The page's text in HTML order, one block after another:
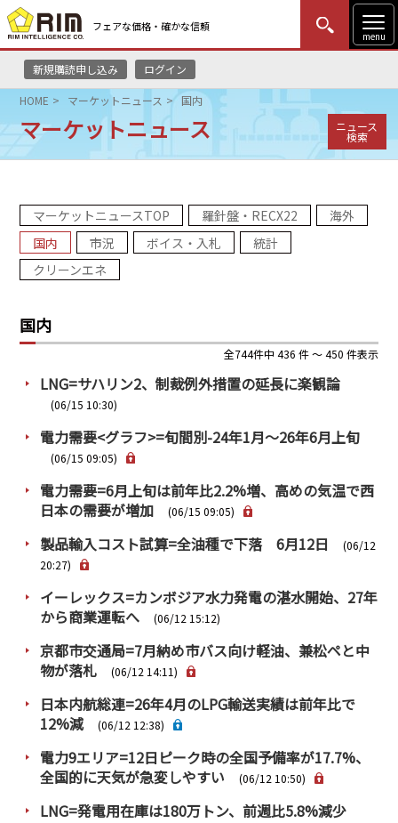
フェアな価格・確かな信頼
menu
新規購読申し込み ログイン
MENU
はじめての方
HOME
リムレポート
メソドロジー
コンサルティング
PRA原則
Q & A
お問い合わせ
サイトマップ
採用情報
Rim Energy Media(韓国語)
HOME マーケットニュース 国内
マーケットニュース ニュース
検索
マーケットニュースTOP 羅針盤・RECX22
海外
国内
市況 ボイス・入札
統計
クリーンエネ
国内
全744件中 436 件 ～ 450 件表示
LNG=サハリン2、制裁例外措置の延長に楽観論
(06/15 10:30)
電力需要<グラフ>=旬間別-24年1月～26年6月上旬
(06/15 09:05)
電力需要=6月上旬は前年比2.2%増、高めの気温で西
日本の需要が増加
(06/15 09:05)
製品輸入コスト試算=全油種で下落 6月12日
(06/12
20:27)
イーレックス=カンボジア水力発電の湛水開始、27年
から商業運転へ
(06/12 15:12)
京都市交通局=7月納め市バス向け軽油、兼松ペと中
物が落札
(06/12 14:11)
日本内航総連=26年4月のLPG輸送実績は前年比で
12%減
(06/12 12:38)
電力9エリア=12日ピーク時の全国予備率が17.7%、
全国的に天気が急変しやすい
(06/12 10:50)
LNG=発電用在庫は180万トン、前週比5.8%減少